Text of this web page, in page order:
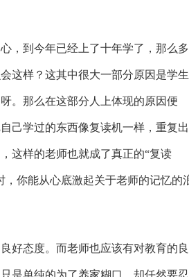
，到今年已经上了十年学了，那么多
这样？这其中很大一部分原因是学生
。那么在这部分人上体现的原因便
己学过的东西像复读机一样，重复出
这样的老师也就成了真正的“复读
你能从心底激起关于老师的记忆的
好态度。而老师也应该有对教育的良
是单纯的为了养家糊口，却任然要忍